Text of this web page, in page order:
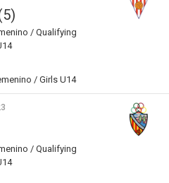
/ Qualifying
/ Girls U14
/ Qualifying